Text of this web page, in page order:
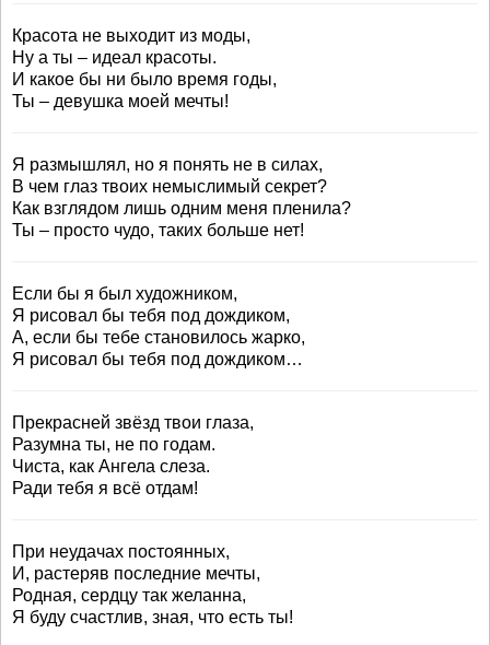
Красота не выходит из моды,
Ну а ты – идеал красоты.
И какое бы ни было время годы,
Ты – девушка моей мечты!
Я размышлял, но я понять не в силах,
В чем глаз твоих немыслимый секрет?
Как взглядом лишь одним меня пленила?
Ты – просто чудо, таких больше нет!
Если бы я был художником,
Я рисовал бы тебя под дождиком,
А, если бы тебе становилось жарко,
Я рисовал бы тебя под дождиком…
Прекрасней звёзд твои глаза,
Разумна ты, не по годам.
Чиста, как Ангела слеза.
Ради тебя я всё отдам!
При неудачах постоянных,
И, растеряв последние мечты,
Родная, сердцу так желанна,
Я буду счастлив, зная, что есть ты!